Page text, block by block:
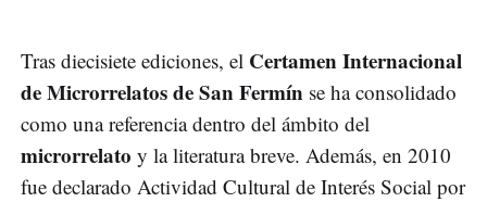
Tras diecisiete ediciones, el Certamen Internacional
de Microrrelatos de San Fermín se ha consolidado
como una referencia dentro del ámbito del
microrrelato y la literatura breve. Además, en 2010
fue declarado Actividad Cultural de Interés Social por